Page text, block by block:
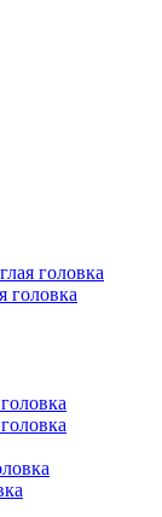
головка
головка